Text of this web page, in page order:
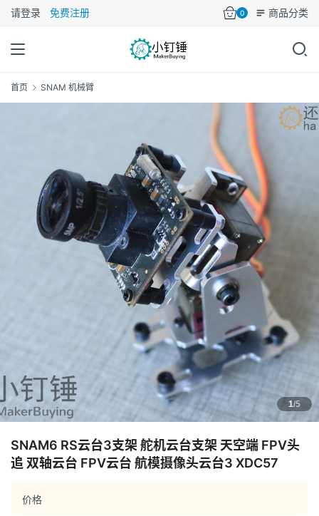
请登录 免费注册 0 商品分类
首页 SNAM 机械臂
1/5
SNAM6 RS云台3支架 舵机云台支架 天空端 FPV头
追 双轴云台 FPV云台 航模摄像头云台3 XDC57
价格